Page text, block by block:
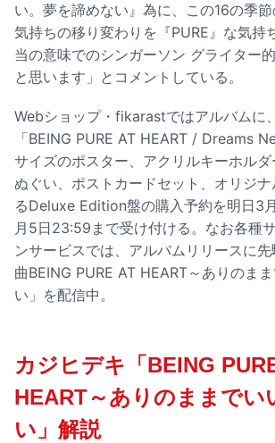
い。夢を諦めない』為に、この16の季
気持ちの移り変わりを『PURE』な気持
当の意味でのシンガーソン グライター
と思います」とコメントしている。
Webショップ・fikarastではアルバムに
「BEING PURE AT HEART / Dreams
サイズのポスター、アクリルキーホル
ぬぐい、ポストカードセット、オリジ
るDeluxe Edition盤の購入予約を明日3
月5日23:59まで受け付ける。なお各種
ンサービスでは、アルバムリリースに
曲BEING PURE AT HEART～ありのま
い」を配信中。
カジヒデキ「BEING
HEART～ありのままでい
い」解説